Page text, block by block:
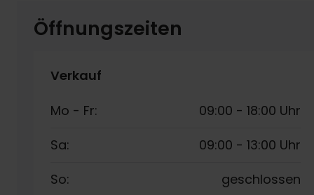
Öffnungszeiten
Verkauf
Mo - Fr:
09:00 -18:00 Uhr
Sa:
09:00 -13:00 Uhr
So:
geschlossen